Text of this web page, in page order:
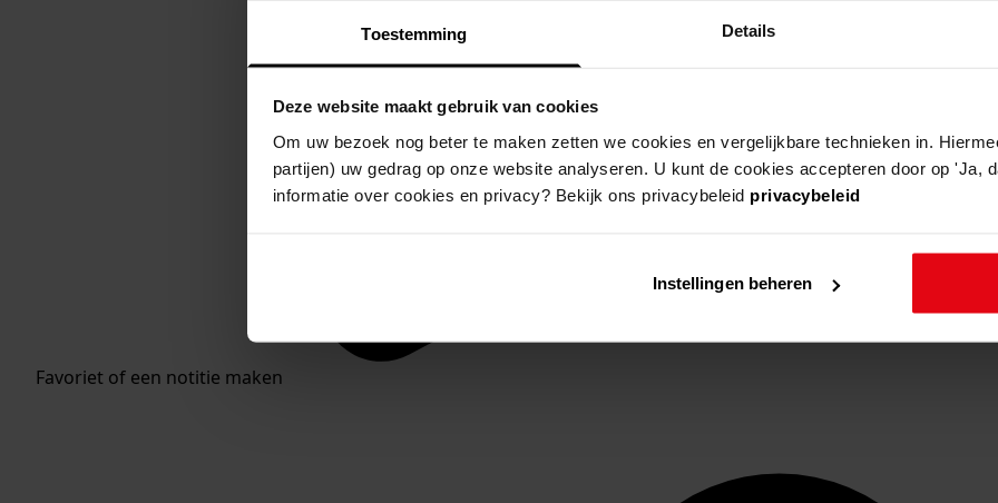
Toestemming Details
Deze website maakt gebruik van cookies
Om uw bezoek nog beter te maken zetten we cookies en vergelijkbare technieken in.
partijen) uw gedrag op onze website analyseren. U kunt de cookies accepteren door op 'Ja,
informatie over cookies en privacy? Bekijk ons privacybeleid privacybeleid
Instellingen beheren
Favoriet of een notitie maken